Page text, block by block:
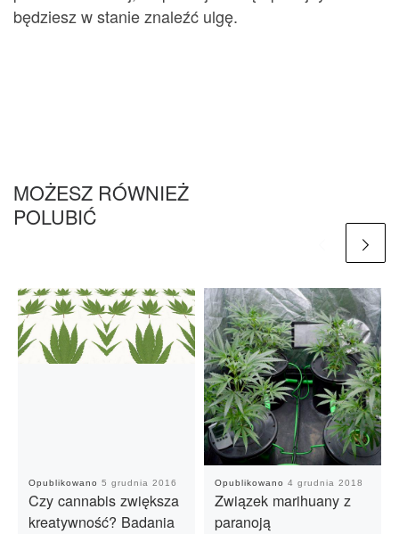
będziesz w stanie znaleźć ulgę.
MOŻESZ RÓWNIEŻ
POLUBIĆ
Opublikowano 5 grudnia 2016
Czy cannabis zwiększa
kreatywność? Badania
Opublikowano 4 grudnia 2018
Związek marihuany z
paranoją